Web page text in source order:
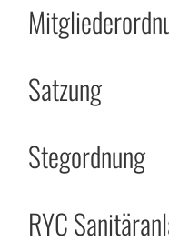
Satzung
Stegordnung
RYC